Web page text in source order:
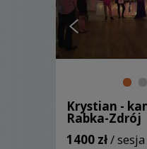
Krystian -
Rabka-Zdrój
1400 zł/ sesja